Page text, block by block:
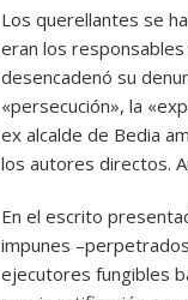
Los querellantes se
eran los
desencadenó su
«persecución», la
ex alcalde de Bedia
los autores directos.
En el escrito
impunes
ejecutores fungibles